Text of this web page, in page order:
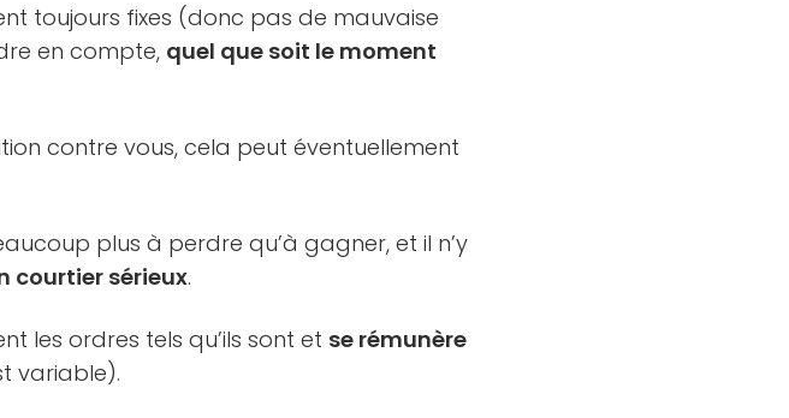
toujours fixes (donc pas de mauvaise
en compte, quel que soit le moment
contre vous, cela peut éventuellement
plus à perdre qu’à gagner, et il n’y
courtier sérieux.
les ordres tels qu’ils sont et se rémunère
variable).